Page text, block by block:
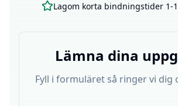
Lagom korta bindningstider 1-
Lämna dina
Fyll i formuläret så ringer vi dig